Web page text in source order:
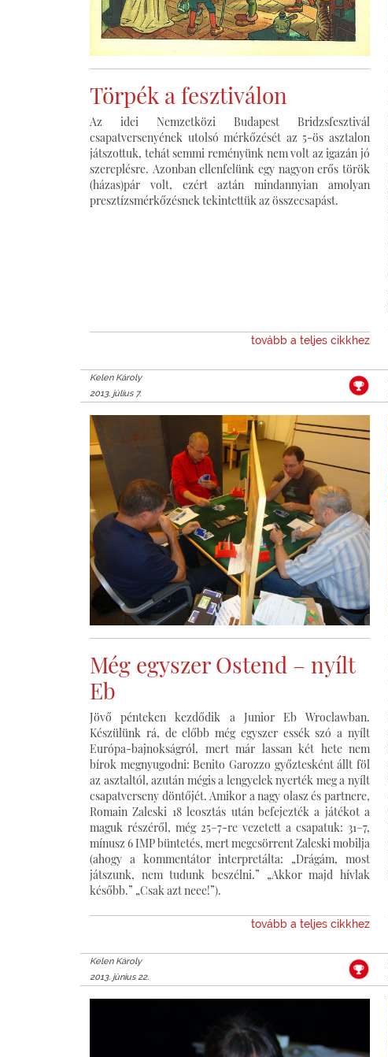
Törpék a fesztiválon
Az idei Nemzetközi Budapest Bridzsfesztivál
csapatversenyének utolsó mérkőzését az 5-ös asztalon
játszottuk, tehát semmi reményünk nem volt az igazán jó
szereplésre. Azonban ellenfelünk egy nagyon erős török
(házas)pár volt, ezért aztán mindannyian amolyan
presztízsmérkőzésnek tekintettük az összecsapást.
tovább a teljes cikkhez
Kelen Károly
2013. július 7.
Még egyszer Ostend – nyílt
Eb
Jövő pénteken kezdődik a Junior Eb Wroclawban.
Készülünk rá, de előbb még egyszer essék szó a nyílt
Európa-bajnokságról, mert már lassan két hete nem
bírok megnyugodni: Benito Garozzo győztesként állt föl
az asztaltól, azután mégis a lengyelek nyerték meg a nyílt
csapatverseny döntőjét. Amikor a nagy olasz és partnere,
Romain Zaleski 18 leosztás után befejezték a játékot a
maguk részéről, még 25–7-re vezetett a csapatuk: 31–7,
mínusz 6 IMP büntetés, mert megcsörrent Zaleski mobilja
(ahogy a kommentátor interpretálta: „Drágám, most
játszunk, nem tudunk beszélni.” „Akkor majd hívlak
később.” „Csak azt neee!”).
tovább a teljes cikkhez
Kelen Károly
2013. június 22.